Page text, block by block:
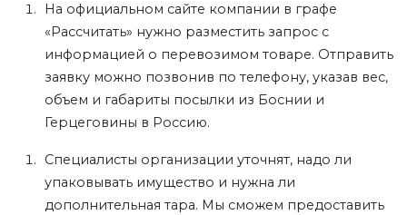
На официальном сайте компании в графе
«Рассчитать» нужно разместить запрос с
информацией о перевозимом товаре. Отправить
заявку можно позвонив по телефону, указав вес,
объем и габариты посылки из Боснии и
Герцеговины в Россию.
Специалисты организации уточнят, надо ли
упаковывать имущество и нужна ли
дополнительная тара. Мы сможем предоставить